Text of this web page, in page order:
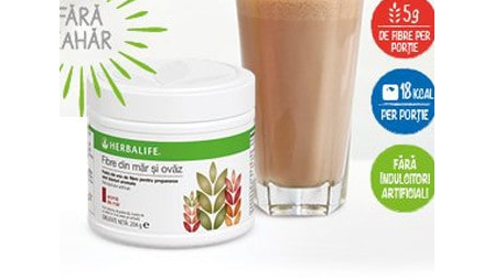
Detoxifiere Herbalife
Imunitate Herbalife
Suport Sistem Cardiovascular
Vitamine Copii
Sanatatea Creierului
Scaderea Colesterolului
Produse vegetarieni, vegani
Gateste cu Herbalife